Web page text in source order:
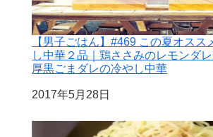
【男子ごはん】#469 この夏オスス
し中華２品｜鶏ささみのレモンダ
厚黒ごまダレの冷やし中華
日付
2017年5月28日